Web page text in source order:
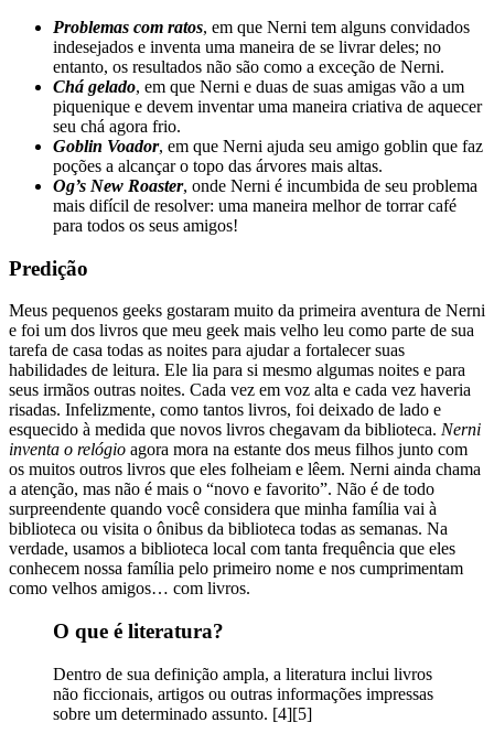
Problemas com ratos, em que Nerni tem alguns convidados
indesejados e inventa uma maneira de se livrar deles; no
entanto, os resultados não são como a exceção de Nerni.
Chá gelado, em que Nerni e duas de suas amigas vão a um
piquenique e devem inventar uma maneira criativa de aquecer
seu chá agora frio.
Goblin Voador, em que Nerni ajuda seu amigo goblin que faz
poções a alcançar o topo das árvores mais altas.
Og’s New Roaster, onde Nerni é incumbida de seu problema
mais difícil de resolver: uma maneira melhor de torrar café
para todos os seus amigos!
Predição
Meus pequenos geeks gostaram muito da primeira aventura de Nerni
e foi um dos livros que meu geek mais velho leu como parte de sua
tarefa de casa todas as noites para ajudar a fortalecer suas
habilidades de leitura. Ele lia para si mesmo algumas noites e para
seus irmãos outras noites. Cada vez em voz alta e cada vez haveria
risadas. Infelizmente, como tantos livros, foi deixado de lado e
esquecido à medida que novos livros chegavam da biblioteca. Nerni
inventa o relógio agora mora na estante dos meus filhos junto com
os muitos outros livros que eles folheiam e lêem. Nerni ainda chama
a atenção, mas não é mais o “novo e favorito”. Não é de todo
surpreendente quando você considera que minha família vai à
biblioteca ou visita o ônibus da biblioteca todas as semanas. Na
verdade, usamos a biblioteca local com tanta frequência que eles
conhecem nossa família pelo primeiro nome e nos cumprimentam
como velhos amigos… com livros.
O que é literatura?
Dentro de sua definição ampla, a literatura inclui livros
não ficcionais, artigos ou outras informações impressas
sobre um determinado assunto. [4][5]